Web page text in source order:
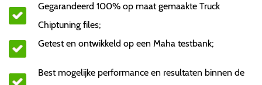
Gegarandeerd 100% op maat gemaakte Truck
Chiptuning files;
Getest en ontwikkeld op een Maha testbank;
Best mogelijke performance en resultaten binnen de